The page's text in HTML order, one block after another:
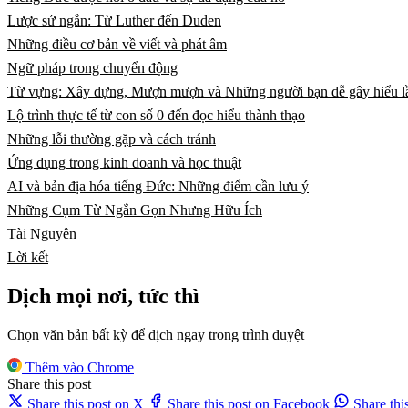
Lược sử ngắn: Từ Luther đến Duden
Những điều cơ bản về viết và phát âm
Ngữ pháp trong chuyển động
Từ vựng: Xây dựng, Mượn mượn và Những người bạn dễ gây hiểu
Lộ trình thực tế từ con số 0 đến đọc hiểu thành thạo
Những lỗi thường gặp và cách tránh
Ứng dụng trong kinh doanh và học thuật
AI và bản địa hóa tiếng Đức: Những điểm cần lưu ý
Những Cụm Từ Ngắn Gọn Nhưng Hữu Ích
Tài Nguyên
Lời kết
Dịch mọi nơi, tức thì
Chọn văn bản bất kỳ để dịch ngay trong trình duyệt
Thêm vào Chrome
Share this post
Share this post on X
Share this post on Facebook Share